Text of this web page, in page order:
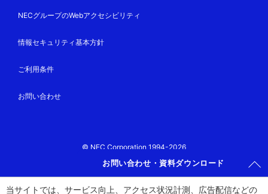
当サイトでは、サービス向上、アクセス状況計測、広告配信などの
お問い合わせ・資料ダウンロード
NECグループのWebアクセシビリティ
情報セキュリティ基本方針
ご利用条件
お問い合わせ
© NEC Corporation 1994-2026